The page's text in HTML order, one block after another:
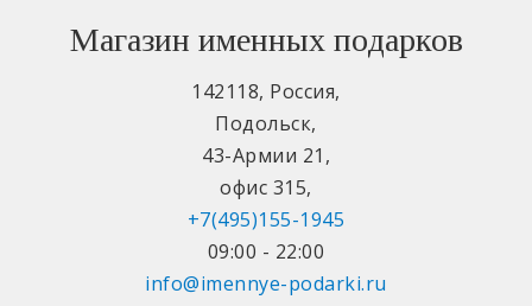
Магазин именных подарков
142118, Россия,
Подольск,
43-Армии 21 ,
офис 315,
+7(495)155-1945
09:00 - 22:00
info@imennye-podarki.ru